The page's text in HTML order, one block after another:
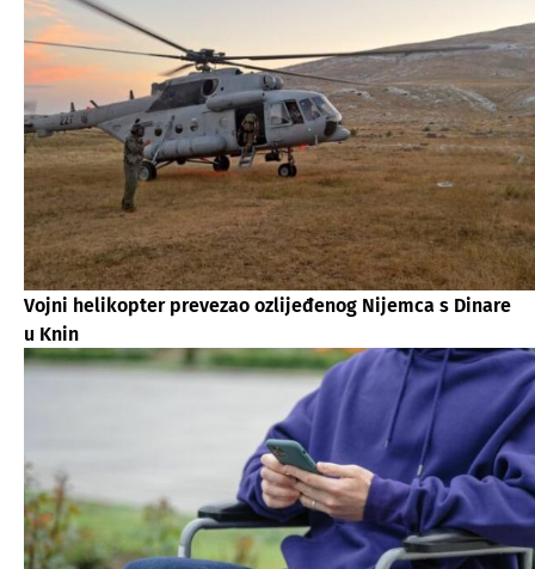
Vojni helikopter prevezao ozlijeđenog Nijemca s Dinare
u Knin